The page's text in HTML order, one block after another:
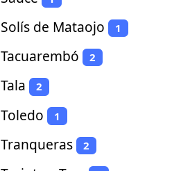
Solís de Mataojo 1
Tacuarembó 2
Tala 2
Toledo 1
Tranqueras 2